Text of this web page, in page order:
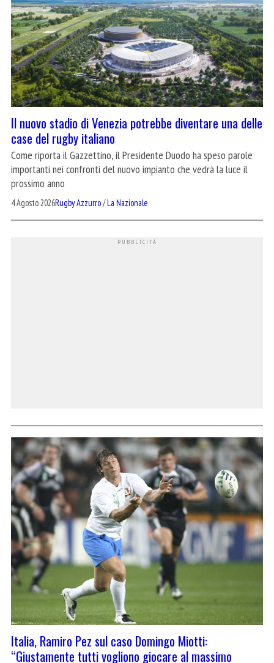
Il nuovo stadio di Venezia potrebbe diventare una delle
case del rugby italiano
Come riporta il Gazzettino, il Presidente Duodo ha speso parole
importanti nei confronti del nuovo impianto che vedrà la luce il
prossimo anno
4 Agosto 2026Rugby Azzurro/La Nazionale
Italia, Ramiro Pez sul caso Domingo Miotti:
“Giustamente tutti vogliono giocare al massimo